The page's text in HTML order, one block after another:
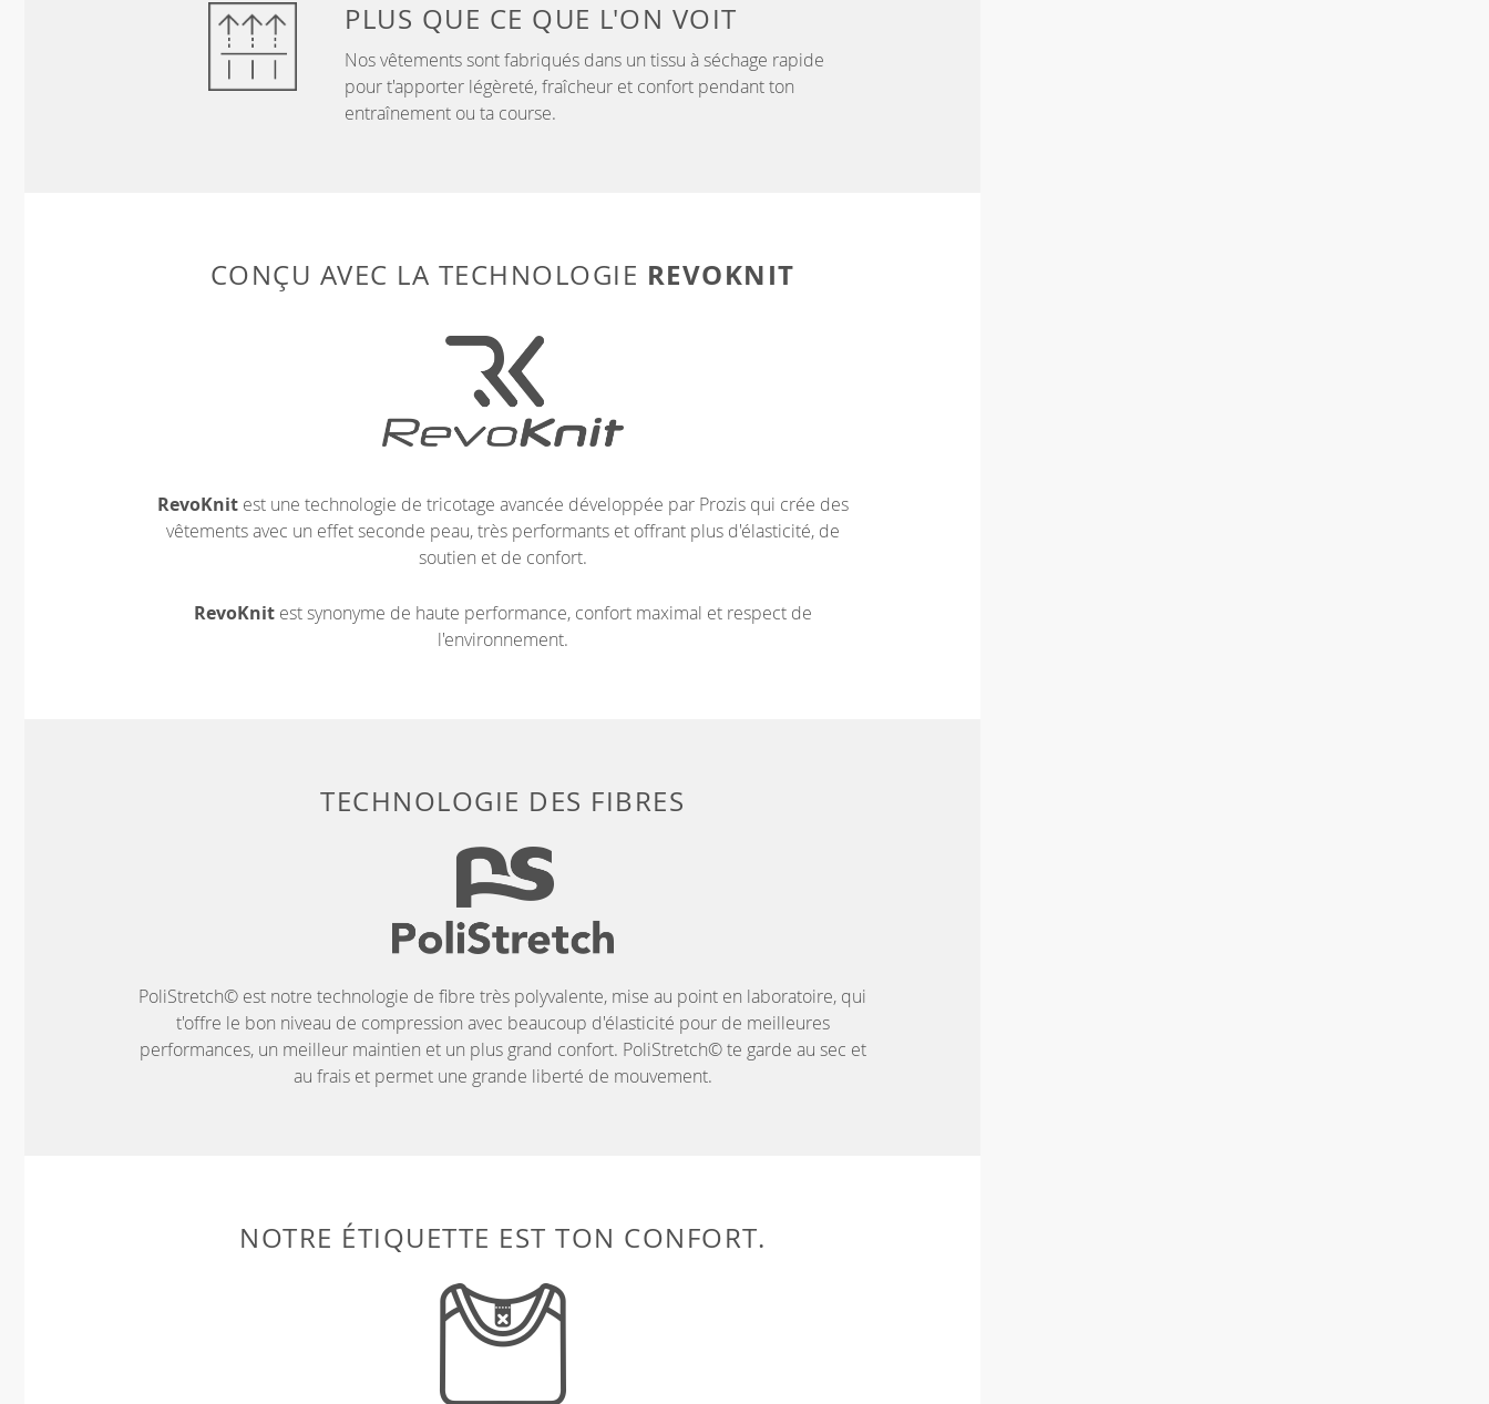
PLUS QUE CE QUE L'ON VOIT
Nos vêtements sont fabriqués dans un tissu à séchage rapide
pour t'apporter légèreté, fraîcheur et confort pendant ton
entraînement ou ta course.
CONÇU AVEC LA TECHNOLOGIE REVOKNIT
RevoKnitest une technologie de tricotage avancée développée par Prozis qui crée des
vêtements avec un effet seconde peau, très performants et offrant plus d'élasticité, de
soutien et de confort.
RevoKnitest synonyme de haute performance, confort maximal et respect de
l'environnement.
TECHNOLOGIE DES FIBRES
PoliStretch© est notre technologie de fibre très polyvalente, mise au point en laboratoire, qui
t'offre le bon niveau de compression avec beaucoup d'élasticité pour de meilleures
performances, un meilleur maintien et un plus grand confort. PoliStretch© te garde au sec et
au frais et permet une grande liberté de mouvement.
NOTRE ÉTIQUETTE EST TON CONFORT.